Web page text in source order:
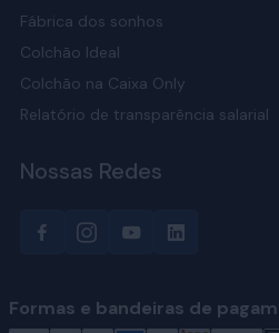
Fábrica dos sonhos
Colchão Ideal
Colchão na Caixa Only
Relatório de transparência salarial
Nossas Redes
Formas e bandeiras de